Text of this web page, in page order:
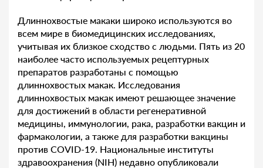
Длиннохвостые макаки широко используются во
всем мире в биомедицинских исследованиях,
учитывая их близкое сходство с людьми. Пять из 20
наиболее часто используемых рецептурных
препаратов разработаны с помощью
длиннохвостых макак. Исследования
длиннохвостых макак имеют решающее значение
для достижений в области регенеративной
медицины, иммунологии, рака, разработки вакцин и
фармакологии, а также для разработки вакцины
против COVID-19. Национальные институты
здравоохранения (NIH) недавно опубликовали